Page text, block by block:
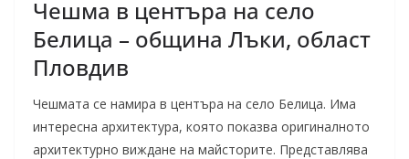
Чешма в центъра на село
Белица – община Лъки, област
Пловдив
Чешмата се намира в центъра на село Белица. Има
интересна архитектура, която показва оригиналното
архитектурно виждане на майсторите. Представлява